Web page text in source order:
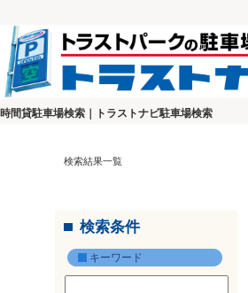
時間貸駐車場検索｜トラストナビ駐車場検索
検索結果一覧
検索条件
キーワード